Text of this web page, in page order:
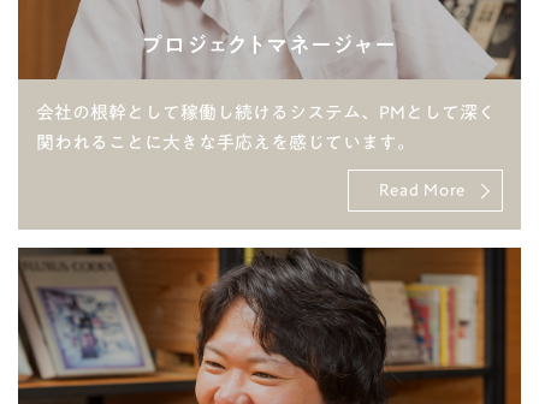
プロジェクトマネージャー
会社の根幹として稼働し続けるシステム、PMとして深く
関われることに大きな手応えを感じています。
Read More